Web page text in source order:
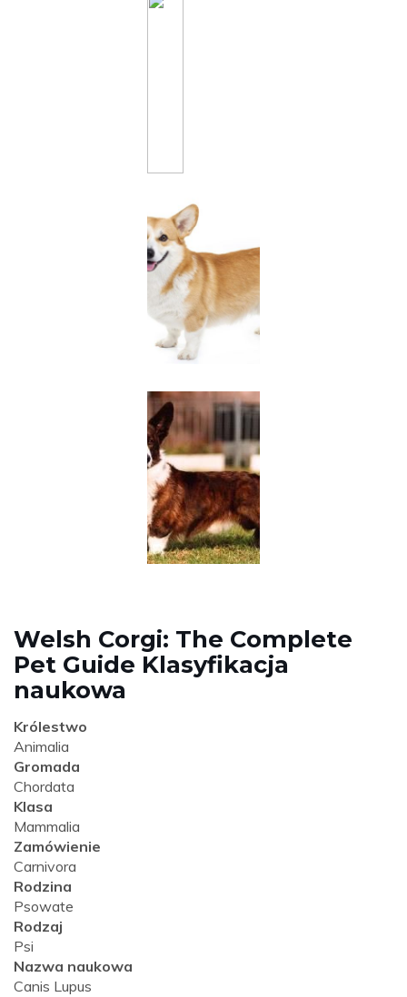
Welsh Corgi: The Complete
Pet Guide Klasyfikacja
naukowa
Królestwo
Animalia
Gromada
Chordata
Klasa
Mammalia
Zamówienie
Carnivora
Rodzina
Psowate
Rodzaj
Psi
Nazwa naukowa
Canis Lupus